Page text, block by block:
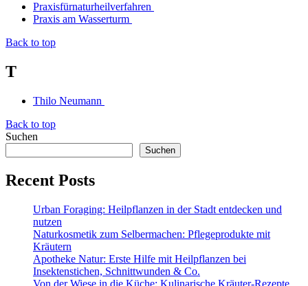
Praxisfürnaturheilverfahren
Praxis am Wasserturm
Back to top
T
Thilo Neumann
Back to top
Suchen
Suchen
Recent Posts
Urban Foraging: Heilpflanzen in der Stadt entdecken und
nutzen
Naturkosmetik zum Selbermachen: Pflegeprodukte mit
Kräutern
Apotheke Natur: Erste Hilfe mit Heilpflanzen bei
Insektenstichen, Schnittwunden & Co.
Von der Wiese in die Küche: Kulinarische Kräuter-Rezepte